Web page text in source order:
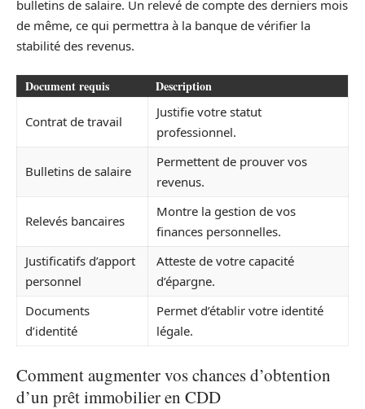
bulletins de salaire. Un relevé de compte des derniers mois
de même, ce qui permettra à la banque de vérifier la
stabilité des revenus.
Document requis Description
Contrat de travail
Justifie votre statut
professionnel.
Bulletins de salaire
Permettent de prouver vos
revenus.
Relevés bancaires
Montre la gestion de vos
finances personnelles.
Justificatifs d’apport
personnel
Atteste de votre capacité
d’épargne.
Documents
d’identité
Permet d’établir votre identité
légale.
Comment augmenter vos chances d’obtention
d’un prêt immobilier en CDD